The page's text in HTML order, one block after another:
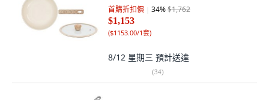
首購折扣價 34%$1,762
$1,153
($1153.00/1套)
8/12 星期三 預計送達
(34)